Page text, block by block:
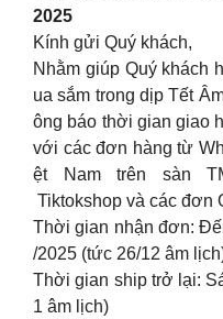
2025
Kính gửi Quý khách,
Nhằm giúp Quý khách
ua sắm trong dịp Tết
ông báo thời gian giao
với các đơn hàng từ
ệt Nam trên sàn
Tiktokshop và các đơn
Thời gian nhận đơn:
/2025 (tức 26/12 âm
Thời gian ship trở lại:
1 âm lịch)